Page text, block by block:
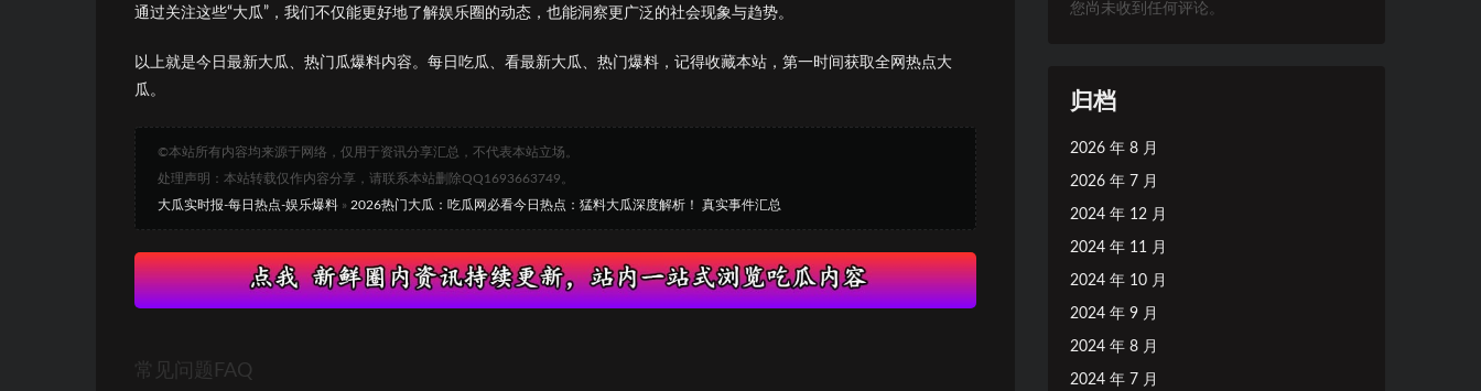
通过关注这些“大瓜”，我们不仅能更好地了解娱乐圈的动态，也能洞察更广泛的社会现象与趋势。
以上就是今日最新大瓜、热门瓜爆料内容。每日吃瓜、看最新大瓜、热门爆料，记得收藏本站，第一时间获取全网热点大
瓜。
©本站所有内容均来源于网络，仅用于资讯分享汇总，不代表本站立场。
处理声明：本站转载仅作内容分享，请联系本站删除QQ1693663749。
大瓜实时报-每日热点-娱乐爆料 » 2026热门大瓜：吃瓜网必看今日热点：猛料大瓜深度解析！ 真实事件汇总
常见问题FAQ
您尚未收到任何评论。
归档
2026 年 8 月
2026 年 7 月
2024 年 12 月
2024 年 11 月
2024 年 10 月
2024 年 9 月
2024 年 8 月
2024 年 7 月